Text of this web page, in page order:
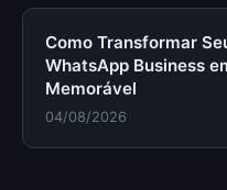
Como Transformar
WhatsApp Business
Memorável
04/08/2026